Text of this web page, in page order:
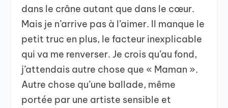
dans le crâne autant que dans le cœur.
Mais je n’arrive pas à l’aimer. Il manque le
petit truc en plus, le facteur inexplicable
qui va me renverser. Je crois qu’au fond,
j’attendais autre chose que « Maman ».
Autre chose qu’une ballade, même
portée par une artiste sensible et